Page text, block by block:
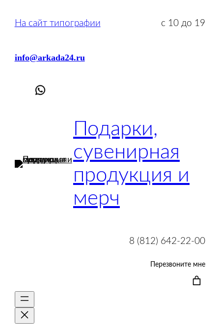
На сайт типографии с 10 до 19
info@arkada24.ru
Подарки,
сувенирная
продукция и
мерч
8 (812) 642-22-00
Перезвоните мне